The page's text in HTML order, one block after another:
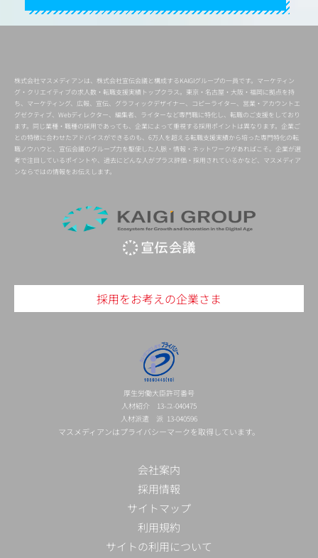
株式会社マスメディアンは、株式会社宣伝会議と構成するKAIGIグループの一員です。マーケティン
グ・クリエイティブの求人数・転職支援実績トップクラス。東京・名古屋・大阪・福岡に拠点を持
ち、マーケティング、広報、宣伝、グラフィックデザイナー、コピーライター、営業・アカウントエ
グゼクティブ、Webディレクター、編集者、ライターなど専門職に特化し、転職のご支援をしており
ます。同じ業種・職種の採用であっても、企業によって重視する採用ポイントは異なります。企業ご
との特徴に合わせたアドバイスができるのも、6万人を超える転職支援実績から培った専門特化の転
職ノウハウと、宣伝会議のグループ力を駆使した人脈・情報・ネットワークがあればこそ。企業が選
考で注目しているポイントや、過去にどんな人がプラス評価・採用されているかなど、マスメディア
ンならではの情報をお伝えします。
採用をお考えの企業さま
厚生労働大臣許可番号
人材紹介 13-ユ-040475
人材派遣 派 13-040596
マスメディアンはプライバシーマークを取得しています。
会社案内
採用情報
サイトマップ
利用規約
サイトの利用について